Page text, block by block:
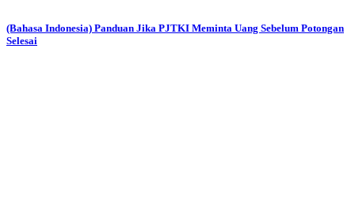
(Bahasa Indonesia) Panduan Jika PJTKI Meminta Uang Sebelum Potongan
Selesai